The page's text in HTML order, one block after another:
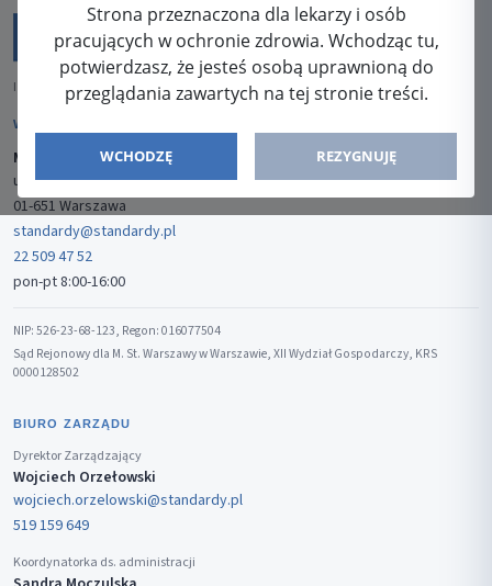
Strona przeznaczona dla lekarzy i osób
pracujących w ochronie zdrowia. Wchodząc tu,
potwierdzasz, że jesteś osobą uprawnioną do
przeglądania zawartych na tej stronie treści.
WCHODZĘ REZYGNUJĘ
ISSN: 2080-5438
WYDAWCA
Media-Press Sp. z o.o.
ul. Gwiaździsta 7B/8
01-651 Warszawa
standardy@standardy.pl
22 509 47 52
pon-pt 8:00-16:00
NIP: 526-23-68-123, Regon: 016077504
Sąd Rejonowy dla M. St. Warszawy w Warszawie, XII Wydział Gospodarczy, KRS
0000128502
BIURO ZARZĄDU
Dyrektor Zarządzający
Wojciech Orzełowski
wojciech.orzelowski@standardy.pl
519 159 649
Koordynatorka ds. administracji